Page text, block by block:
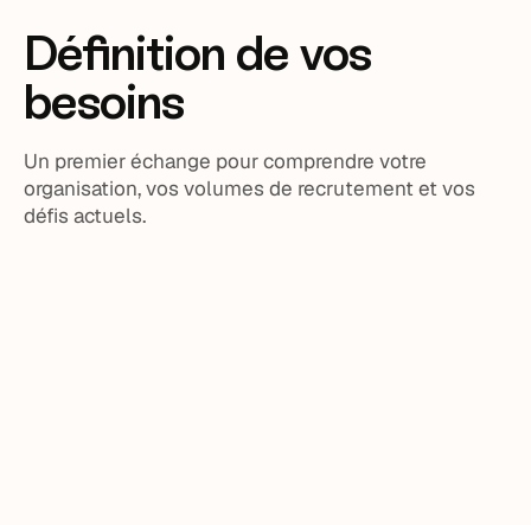
Définition de vos
besoins
Un premier échange pour comprendre votre
organisation, vos volumes de recrutement et vos
défis actuels.